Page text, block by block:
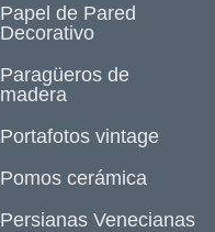
Papel de Pared
Decorativo
Paragüeros de
madera
Portafotos vintage
Pomos cerámica
Persianas Venecianas